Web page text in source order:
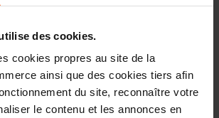
des cookies.
cookies propres au site de la
ainsi que des cookies tiers afin
du site, reconnaître votre
le contenu et les annonces en